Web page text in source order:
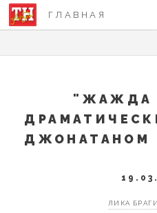
ГЛАВНАЯ
"ЖАЖДА
ДЖОНАТАНОМ
ЛИКА